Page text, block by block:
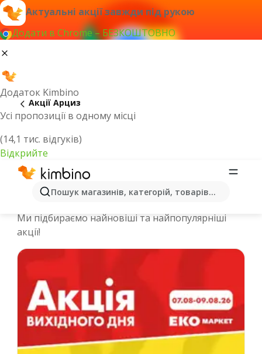
Актуальні акції завжди під рукою
Додати в Chrome – БЕЗКОШТОВНО
Додаток Kimbino
Усі пропозиції в одному місці
(14,1 тис. відгуків)
Відкрийте
Пошук магазинів, категорій, товарів...
Акції Арциз
Спеціальні пропозиції та каталоги
Ми підбираємо найновіші та найпопулярніші
акції!